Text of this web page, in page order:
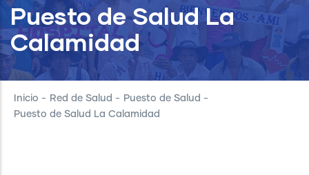
Puesto de Salud La
Calamidad
Inicio - Red de Salud - Puesto de Salud -
Puesto de Salud La Calamidad